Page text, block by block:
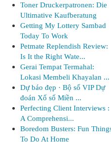
Toner Druckerpatronen: Die
Ultimative Kaufberatung
Getting My Lottery Sambad
Today To Work
Petmate Replendish Review:
Is It the Right Wate...
Gerai Tempat Termahal:
Lokasi Membeli Khayalan ...
Dự báo đẹp · Bộ số VIP Dự
đoán Xổ số Miền ...
Perfecting Client Interviews :
A Comprehensi...
Boredom Busters: Fun
To Do At Home